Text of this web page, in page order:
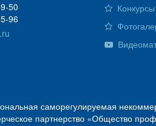
50
96
саморегулируемая
партнерство «Общество